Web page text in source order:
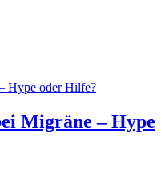
Migräne – Hype